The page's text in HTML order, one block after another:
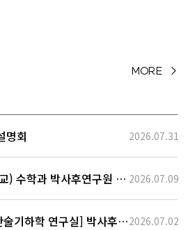
국소적 및 전역적 존재성,
유일성, 정칙성을 증명하
MORE >
명회 2026.07.31
) 수학과 박사후연구원 채 2026.07.09
기하학 연구실] 박사후연2026.07.02